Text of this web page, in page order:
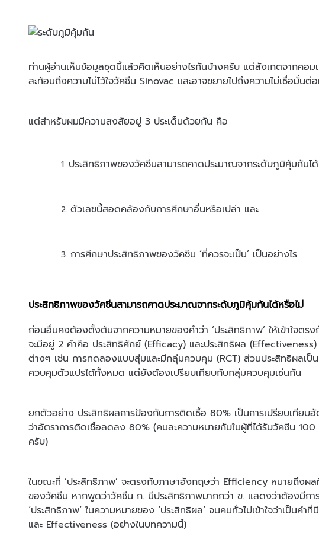
ท่านผู้อ่านเห็นข้อมูลชุดนี้แล้วคิดเห็นอย่างไรกันบ้างครับ แต่สังเกตจากคอม
สะท้อนถึงความไม่ไว้ใจวัคซีน Sinovac และอาจขยายไปถึงความไม่เชื่อมั่
แต่สำหรับผมมีความสงสัยอยู่ 3 ประเด็นด้วยกัน คือ
ประสิทธิภาพของวัคซีนสามารถคาดประมาณจากระดับภูมิคุ้มกันไ
ตัวเลขนี้สอดคล้องกับการศึกษาอื่นหรือเปล่า และ
การศึกษาประสิทธิภาพของวัคซีน ‘ที่ควรจะเป็น’ เป็นอย่างไร
ประสิทธิภาพของวัคซีนสามารถคาดประมาณจากระดับภูมิคุ้มกันได้หรือไม่
ก่อนอื่นคงต้องตั้งต้นจากความหมายของคำว่า ‘ประสิทธิภาพ’ ให้เข้าใจต
จะมีอยู่ 2 คำคือ ประสิทธิศักย์ (Efficacy) และประสิทธิผล
ต่างๆ เช่น การทดลองแบบสุ่มและมีกลุ่มควบคุม (RCT) ส่วนประสิทธิผลเ
ควบคุมตัวแปรได้ทั้งหมด แต่ยังต้องเปรียบเทียบกับกลุ่มควบคุมเช่นกัน
ยกตัวอย่าง ประสิทธิผลการป้องกันการติดเชื้อ 80% เป็นการเปรียบเทียบ
ว่าอัตราการติดเชื้อลดลง 80% (คนละความหมายกับในผู้ที่ได้รับวัคซีน
ครับ)
ในขณะที่ ‘ประสิทธิภาพ’ จะตรงกับภาษาอังกฤษว่า Efficiency หมายถึงผ
ของวัคซีน หากพูดว่าวัคซีน ก. มีประสิทธิภาพมากกว่า ข. แสดงว่าต้องมีก
‘ประสิทธิภาพ’ ในความหมายของ ‘ประสิทธิผล’ จนคนทั่วไปเข้าใจว่าเป็น
และ Effectiveness (อย่างในบทความนี้)